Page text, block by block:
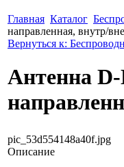
Главная Каталог
направленная, внутр/
Вернуться к:
Антенна
pic_53d554148a40f.jpg
Описание